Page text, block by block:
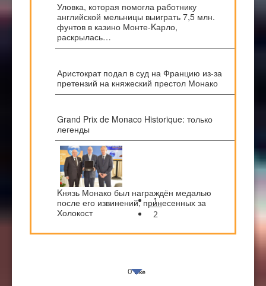
Уловка, которая помогла работнику
английской мельницы выиграть 7,5 млн.
фунтов в казино Монте-Kарло,
раскрылась…
Аристократ подал в суд на Францию из-за
претензий на княжеский престол Монако
Grand Prix de Monaco Historique: только
легенды
Kнязь Монако был награждён медалью
после его извинений, принесенных за
Холокост
1
2
0 Like